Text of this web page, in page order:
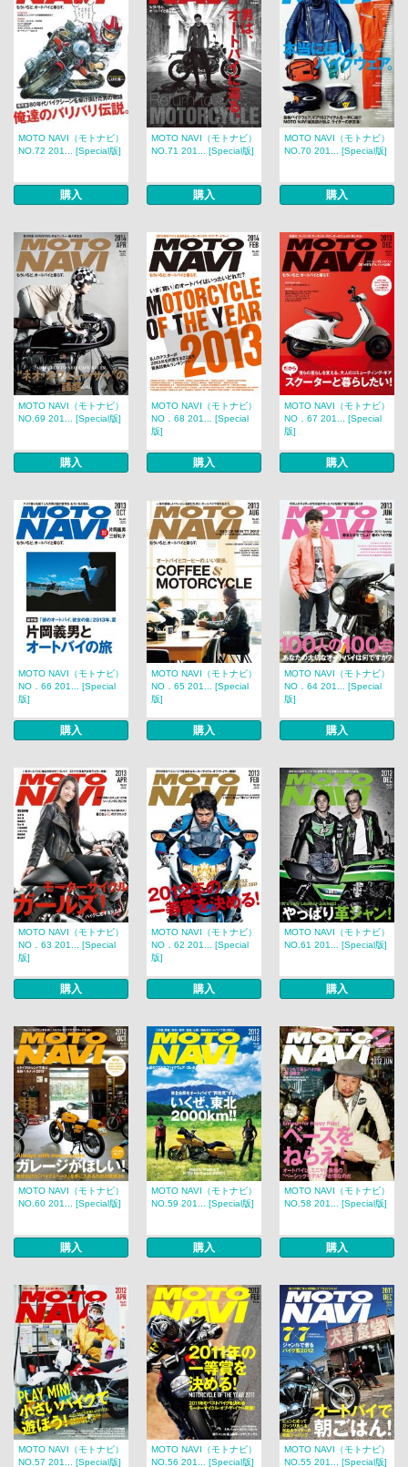
MOTO NAVI（モトナビ）
NO.72 201... [Special版]
購入
MOTO NAVI（モトナビ）
NO.71 201... [Special版]
購入
MOTO NAVI（モトナビ）
NO.70 201... [Special版]
購入
MOTO NAVI（モトナビ）
NO.69 201... [Special版]
購入
MOTO NAVI（モトナビ）
NO．68 201... [Special
版]
購入
MOTO NAVI（モトナビ）
NO．67 201... [Special
版]
購入
MOTO NAVI（モトナビ）
NO．66 201... [Special
版]
購入
MOTO NAVI（モトナビ）
NO．65 201... [Special
版]
購入
MOTO NAVI（モトナビ）
NO．64 201... [Special
版]
購入
MOTO NAVI（モトナビ）
NO．63 201... [Special
版]
購入
MOTO NAVI（モトナビ）
NO．62 201... [Special
版]
購入
MOTO NAVI（モトナビ）
NO.61 201... [Special版]
購入
MOTO NAVI（モトナビ）
NO.60 201... [Special版]
購入
MOTO NAVI（モトナビ）
NO.59 201... [Special版]
購入
MOTO NAVI（モトナビ）
NO.58 201... [Special版]
購入
MOTO NAVI（モトナビ）
NO.57 201... [Special版]
MOTO NAVI（モトナビ）
NO.56 201... [Special版]
MOTO NAVI（モトナビ）
NO.55 201... [Special版]